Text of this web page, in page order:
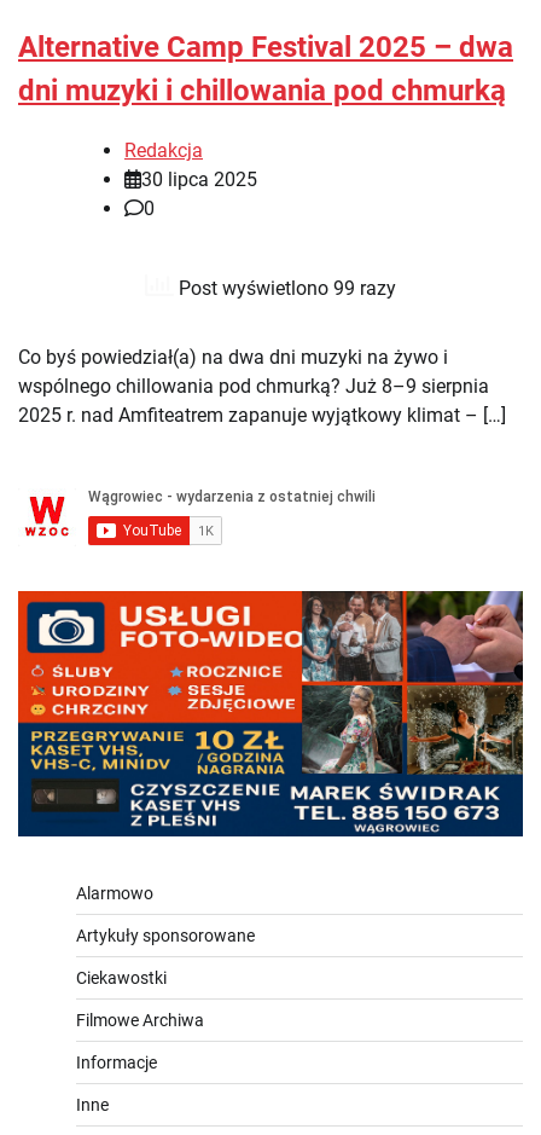
Alternative Camp Festival 2025 – dwa
dni muzyki i chillowania pod chmurką
Redakcja
30 lipca 2025
0
Post wyświetlono 99 razy
Co byś powiedział(a) na dwa dni muzyki na żywo i
wspólnego chillowania pod chmurką? Już 8–9 sierpnia
2025 r. nad Amfiteatrem zapanuje wyjątkowy klimat – […]
Alarmowo
Artykuły sponsorowane
Ciekawostki
Filmowe Archiwa
Informacje
Inne